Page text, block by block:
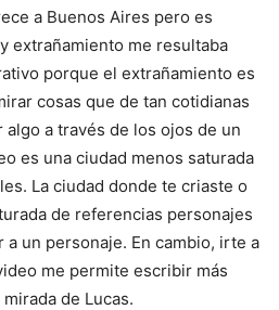
a Buenos Aires pero es
extrañamiento me resultaba
porque el extrañamiento es
cosas que de tan cotidianas
algo a través de los ojos de un
es una ciudad menos saturada
La ciudad donde te criaste o
de referencias personajes
un personaje. En cambio, irte a
me permite escribir más
de Lucas.